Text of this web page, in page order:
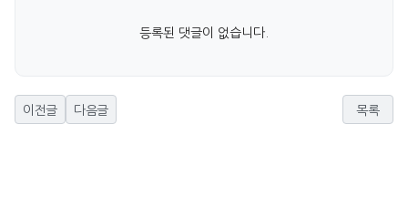
등록된 댓글이 없습니다.
이전글 다음글 목록